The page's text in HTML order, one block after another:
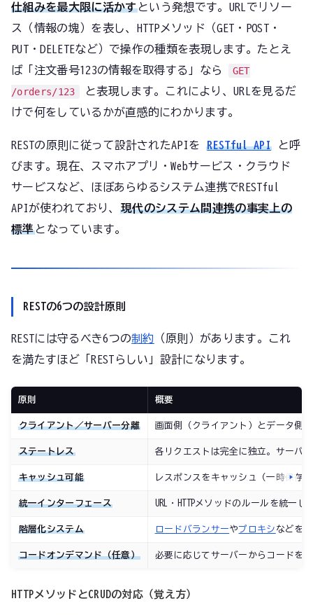
仕組みを最大限に活かす という発想です。URLでリソー
ス（情報の塊）を表し、HTTPメソッド（GET・POST・
PUT・DELETEなど）で操作の種類を表現します。たとえ
ば「注文番号123の情報を取得する」なら
GET
/orders/123
と表現します。これにより、URLを見るだ
けで何をしているかが直感的にわかります。
RESTの原則に従って設計されたAPIを RESTful API と呼
びます。現在、スマホアプリ・Webサービス・クラウド
サービスなど、ほぼあらゆるシステム連携でRESTful
APIが使われており、 現代のシステム間連携の事実上の
標準 となっています。
RESTの6つの設計原則
RESTには守るべき6つの制約
（原則）があります。これ
を満たすほど「RESTらしい」設計になります。
原則 概要
クライアント／サーバー分離 画面側（クライアント）とデータ側
ステートレス 各リクエストは完全に独立。サーバ
キャッシュ可能 レスポンスをキャッシュ（一時保存
統一インターフェース URL・HTTPメソッドのルールを統一
階層化システム ロードバランサーやプロキシ などを
コードオンデマンド（任意） 必要に応じてサーバーからコードを
HTTPメソッドとCRUDの対応（覚え方）